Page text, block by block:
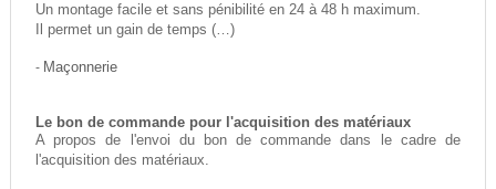
Un montage facile et sans pénibilité en 24 à 48 h maximum.
Il permet un gain de temps (…)
- Maçonnerie
Le bon de commande pour l'acquisition des matériaux
A propos de l'envoi du bon de commande dans le cadre de
l'acquisition des matériaux.